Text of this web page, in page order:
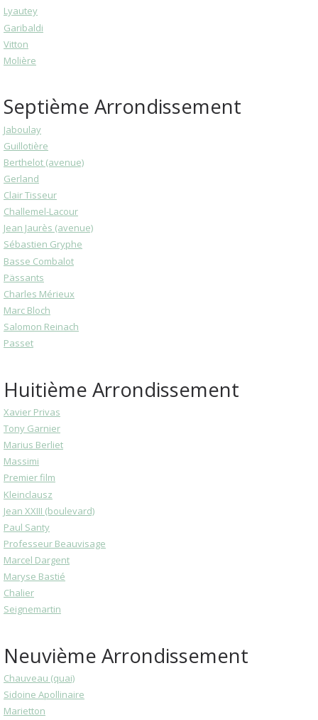
Lyautey
Garibaldi
Vitton
Molière
Septième Arrondissement
Jaboulay
Guillotière
Berthelot (avenue)
Gerland
Clair Tisseur
Challemel-Lacour
Jean Jaurès (avenue)
Sébastien Gryphe
Basse Combalot
Pässants
Charles Mérieux
Marc Bloch
Salomon Reinach
Passet
Huitième Arrondissement
Xavier Privas
Tony Garnier
Marius Berliet
Massimi
Premier film
Kleinclausz
Jean XXIII (boulevard)
Paul Santy
Professeur Beauvisage
Marcel Dargent
Maryse Bastié
Chalier
Seignemartin
Neuvième Arrondissement
Chauveau (quai)
Sidoine Apollinaire
Marietton